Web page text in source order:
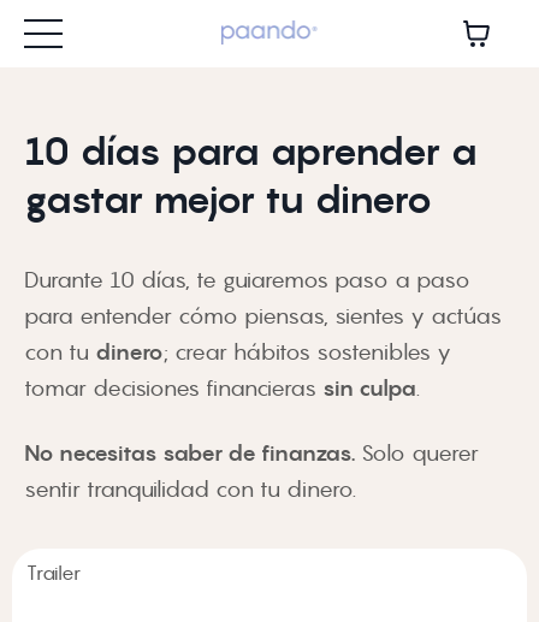
10 días para aprender a
gastar mejor tu dinero
Durante 10 días, te guiaremos paso a paso
para entender cómo piensas, sientes y actúas
con tu dinero; crear hábitos sostenibles y
tomar decisiones financieras sin culpa.
No necesitas saber de finanzas. Solo querer
sentir tranquilidad con tu dinero.
Trailer